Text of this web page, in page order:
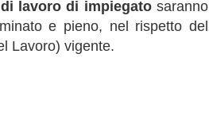
lavoro di impiegatosaranno
e pieno, nel rispetto del
Lavoro) vigente.